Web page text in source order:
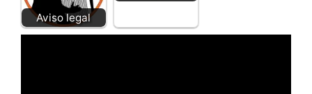
Aviso legal